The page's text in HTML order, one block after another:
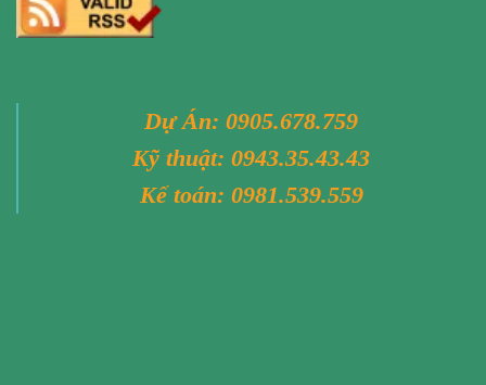
Dự Án: 0905.678.759
Kỹ thuật: 0943.35.43.43
Kế toán: 0981.539.559